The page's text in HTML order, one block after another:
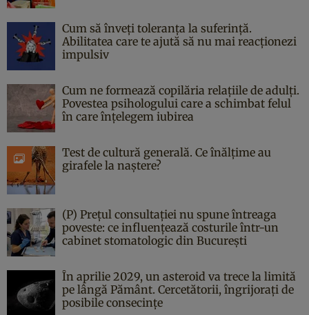
Cum să înveți toleranța la suferință.
Abilitatea care te ajută să nu mai reacționezi
impulsiv
Cum ne formează copilăria relațiile de adulți.
Povestea psihologului care a schimbat felul
în care înțelegem iubirea
Test de cultură generală. Ce înălțime au
girafele la naștere?
(P) Prețul consultației nu spune întreaga
poveste: ce influențează costurile într-un
cabinet stomatologic din București
În aprilie 2029, un asteroid va trece la limită
pe lângă Pământ. Cercetătorii, îngrijorați de
posibile consecințe